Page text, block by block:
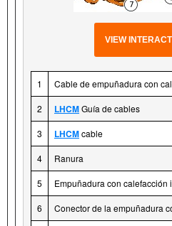
VIEW
1 Cable de empuñadura con
2 LHCMGuía de cables
3 LHCMcable
4 Ranura
5 Empuñadura con calefacción
6 Conector de la empuñadura